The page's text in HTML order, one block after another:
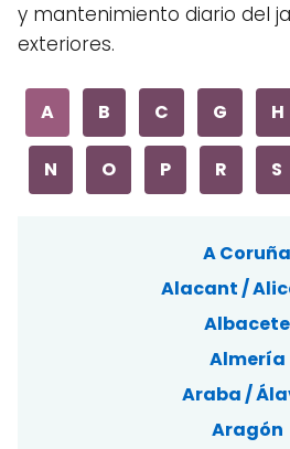
y mantenimiento diario del
exteriores.
A B C G H
N O P R S
A Coruña
Alacant /
Albacete
Almería
Araba /
Aragón